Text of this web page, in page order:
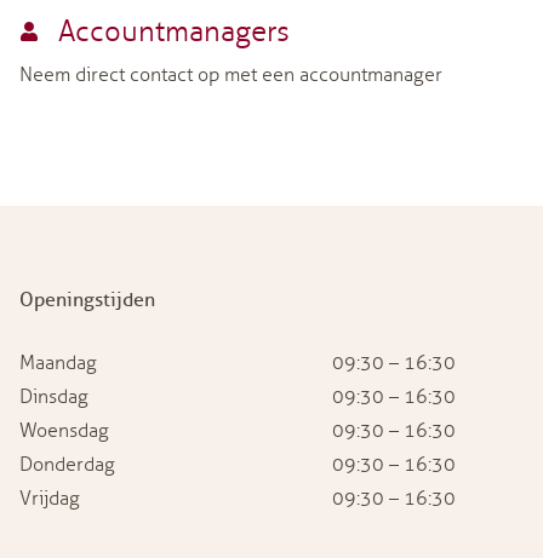
Accountmanagers
Neem direct contact op met een accountmanager
Openingstijden
Maandag
09:30 – 16:30
Dinsdag
09:30 – 16:30
Woensdag
09:30 – 16:30
Donderdag
09:30 – 16:30
Vrijdag
09:30 – 16:30